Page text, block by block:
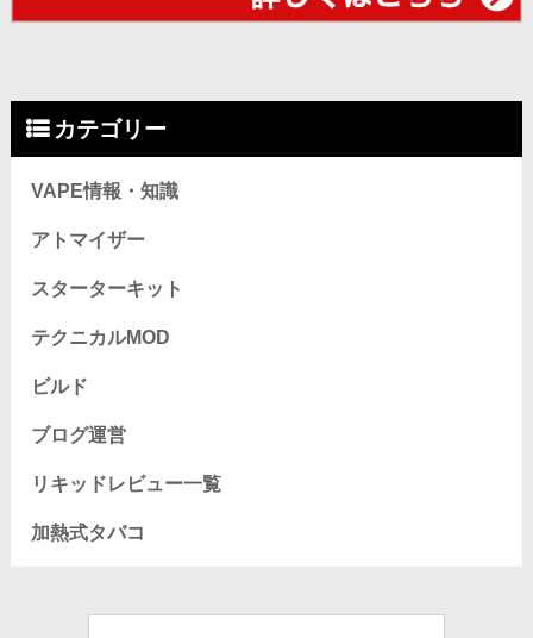
カテゴリー
VAPE情報・知識
アトマイザー
スターターキット
テクニカルMOD
ビルド
ブログ運営
リキッドレビュー一覧
加熱式タバコ